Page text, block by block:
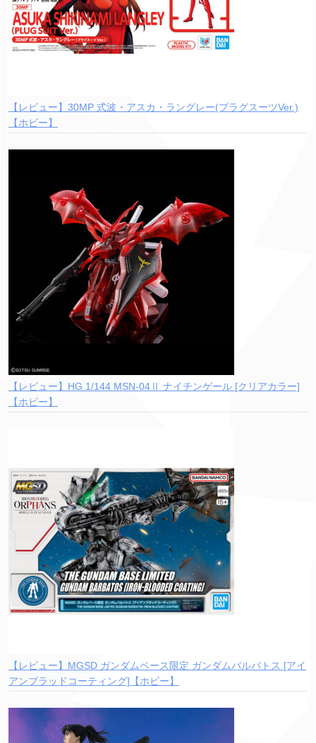
【レビュー】30MP 式波・アスカ・ラングレー(プラグスーツVer.)
【ホビー】
【レビュー】HG 1/144 MSN-04Ⅱ ナイチンゲール [クリアカラー]
【ホビー】
【レビュー】MGSD ガンダムベース限定 ガンダムバルバトス [アイ
アンブラッドコーティング]【ホビー】